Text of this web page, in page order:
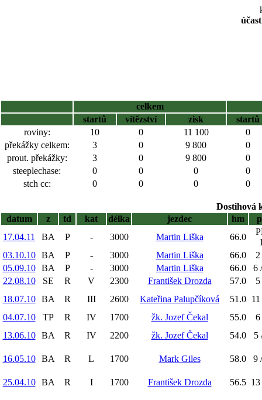
celkem
startů
vítězství zisk
startů
roviny:
10 0 11 100
0
překážky celkem:
3 0 9 800
0
prout. překážky:
3 0 9 800
0
steeplechase:
0 0 0
0
stch cc:
0 0 0 0
Dostihová
datum
z td kat délka jezdec hm
17.04.11
BA P - 3000 Martin Liška 66.0
03.10.10
BA P - 3000 Martin Liška 66.0
05.09.10
BA P - 3000 Martin Liška 66.0
6
22.08.10
SE R V 2300 František Drozda 57.0
18.07.10
BA R III 2600 Kateřina Palupčíková 51.0
04.07.10
TP R IV 1700 žk. Jozef Čekal 55.0
6
13.06.10
BA R IV 2200 žk. Jozef Čekal 54.0 5
16.05.10 BA R L 1700 Mark Giles 58.0 9
25.04.10 BA R I 1700 František Drozda 56.5